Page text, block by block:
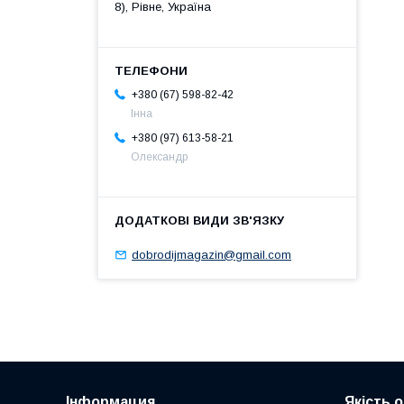
8), Рівне, Україна
+380 (67) 598-82-42
Інна
+380 (97) 613-58-21
Олександр
dobrodijmagazin@gmail.com